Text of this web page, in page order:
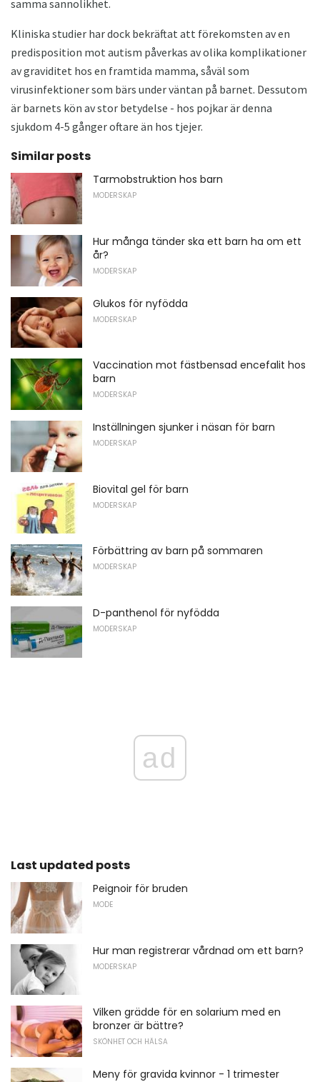
samma sannolikhet.
Kliniska studier har dock bekräftat att förekomsten av en
predisposition mot autism påverkas av olika komplikationer
av graviditet hos en framtida mamma, såväl som
virusinfektioner som bärs under väntan på barnet. Dessutom
är barnets kön av stor betydelse - hos pojkar är denna
sjukdom 4-5 gånger oftare än hos tjejer.
Similar posts
Tarmobstruktion hos barn
MODERSKAP
Hur många tänder ska ett barn ha om ett
år?
MODERSKAP
Glukos för nyfödda
MODERSKAP
Vaccination mot fästbensad encefalit hos
barn
MODERSKAP
Inställningen sjunker i näsan för barn
MODERSKAP
Biovital gel för barn
MODERSKAP
Förbättring av barn på sommaren
MODERSKAP
D-panthenol för nyfödda
MODERSKAP
ad
Last updated posts
Peignoir för bruden
MODE
Hur man registrerar vårdnad om ett barn?
MODERSKAP
Vilken grädde för en solarium med en
bronzer är bättre?
SKÖNHET OCH HÄLSA
Meny för gravida kvinnor - 1 trimester